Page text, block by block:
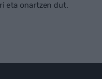
eta onartzen dut.